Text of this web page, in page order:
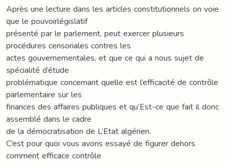
Après une lecture dans les articles constitutionnels on voie
que le pouvoirlégislatif
présenté par le parlement, peut exercer plusieurs
procédures censoriales contres les
actes gouvernementales, et que ce qui a nous sujet de
spécialité d’étude
problématique concernant quelle est l’efficacité de contrôle
parlementaire sur les
finances des affaires publiques et qu’Est-ce que fait il donc
assemblé dans le cadre
de la démocratisation de L’Etat algérien.
C’est pour quoi vous avons essayé de figurer dehors
comment efficace contrôle